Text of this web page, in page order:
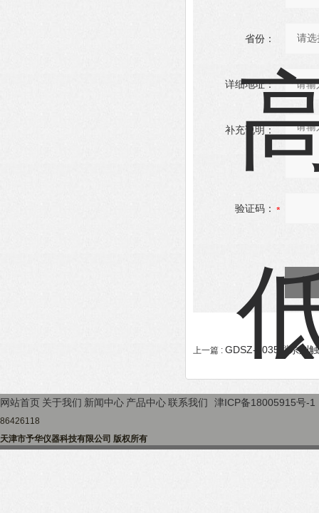
省份：
详细地址：
补充说明：
验证码：
上一篇 : GDSZ-5035型系列
网站首页 关于我们 新闻中心 产品中心联系我们 津ICP备18005915号-1
86426118
天津市予华仪器科技有限公司 版权所有